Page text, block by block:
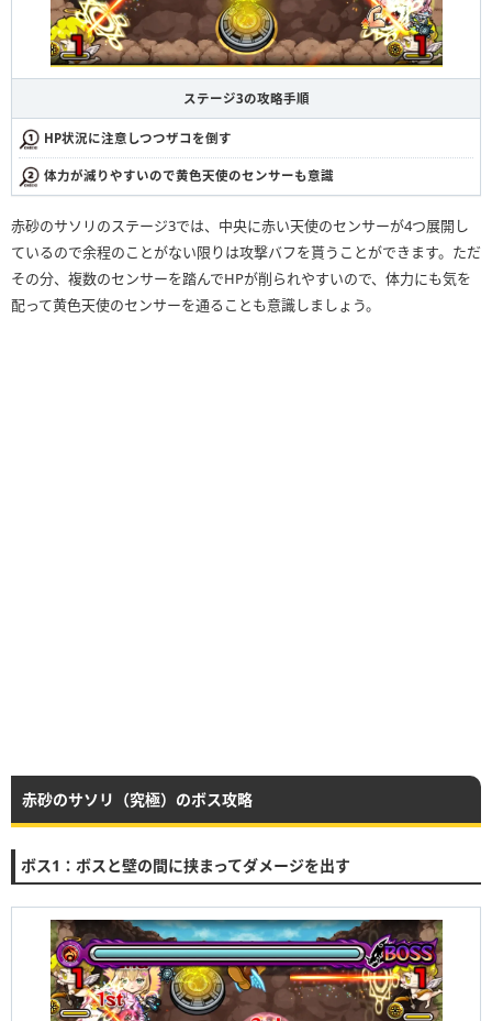
ステージ3の攻略手順
HP状況に注意しつつザコを倒す
体力が減りやすいので黄色天使のセンサーも意識
赤砂のサソリのステージ3では、中央に赤い天使のセンサーが4つ展開し
ているので余程のことがない限りは攻撃バフを貰うことができます。ただ
その分、複数のセンサーを踏んでHPが削られやすいので、体力にも気を
配って黄色天使のセンサーを通ることも意識しましょう。
赤砂のサソリ（究極）のボス攻略
ボス1：ボスと壁の間に挟まってダメージを出す